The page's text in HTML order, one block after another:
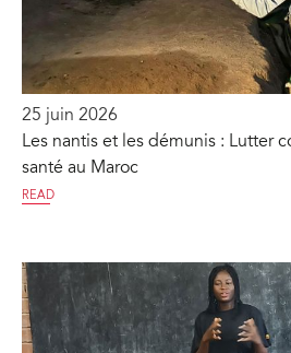
25 juin 2026
Les nantis et les démunis : Lutter
santé au Maroc
READ